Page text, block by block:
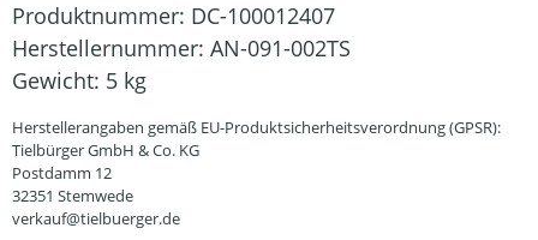
Produktnummer: DC-100012407
Herstellernummer: AN-091-002TS
Gewicht: 5 kg
Herstellerangaben gemäß EU-Produktsicherheitsverordnung (GPSR):
Tielbürger GmbH & Co. KG
Postdamm 12
32351 Stemwede
verkauf@tielbuerger.de